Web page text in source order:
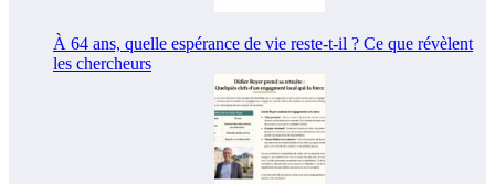
À 64 ans, quelle espérance de vie reste-t-il ? Ce que révèlent
les chercheurs